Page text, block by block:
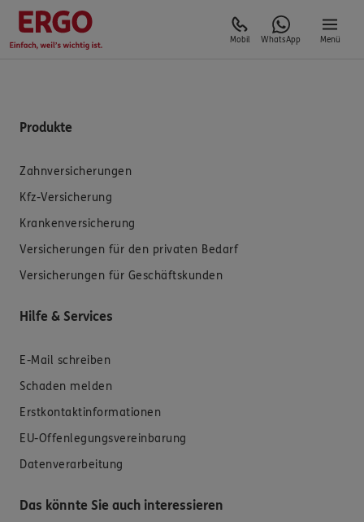
Mobil WhatsApp Menü
Produkte
Zahnversicherungen
Kfz-Versicherung
Krankenversicherung
Versicherungen für den privaten Bedarf
Versicherungen für Geschäftskunden
Hilfe & Services
E-Mail schreiben
Schaden melden
Erstkontaktinformationen
EU-Offenlegungsvereinbarung
Datenverarbeitung
Das könnte Sie auch interessieren